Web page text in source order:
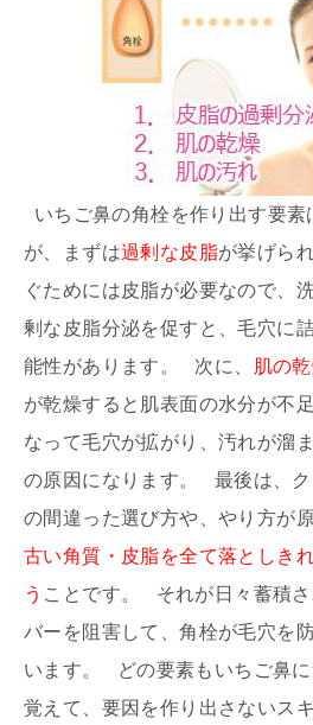
いちご鼻の角栓を作り出す要素
が、まずは過剰な皮脂が挙げら
ぐためには皮脂が必要なので、
剰な皮脂分泌を促すと、毛穴に
能性があります。 次に、 肌の
が乾燥すると肌表面の水分が不
なって毛穴が拡がり、汚れが溜
の原因になります。 最後は、
の間違った選び方や、やり方が原
古い角質・皮脂を全て落としき
う ことです。 それが日々蓄積
バーを阻害して、角栓が毛穴を
います。 どの要素もいちご鼻
覚えて、要因を作り出さないス